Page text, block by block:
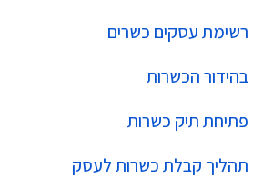
רשימת עסקים כשרים
בהידור הכשרות
פתיחת תיק כשרות
תהליך קבלת כשרות לעסק